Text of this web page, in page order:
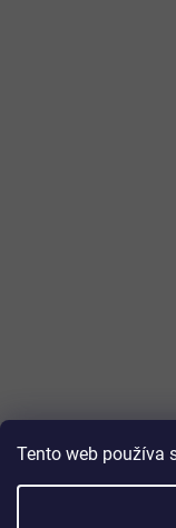
Tento web používa